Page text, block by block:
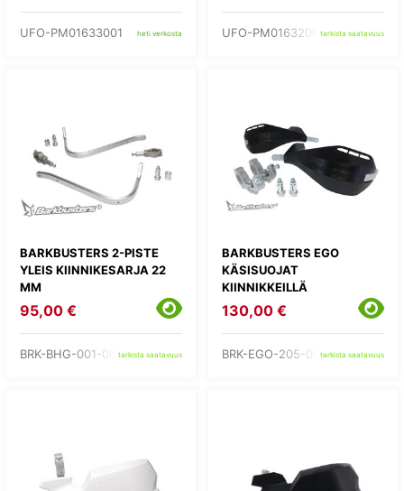
UFO-PM01633001 heti verkosta UFO-PM01632001tarkista saatavuus
BARKBUSTERS 2-PISTE
YLEIS KIINNIKESARJA 22
MM
95,00 €
BRK-BHG-001-00-NPtarkista saatavuus
BARKBUSTERS EGO
KÄSISUOJAT
KIINNIKKEILLÄ
130,00 €
BRK-EGO-205-00-BBtarkista saatavuus